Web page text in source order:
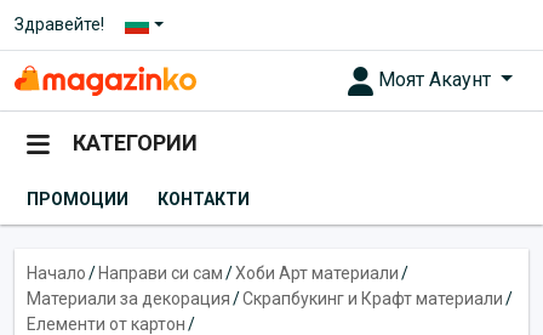
Здравейте!
Моят Акаунт
КАТЕГОРИИ
ПРОМОЦИИ КОНТАКТИ
Начало/ Направи си сам/Хоби Арт материали/
Материали за декорация/Скрапбукинг и Крафт материали/
Елементи от картон/